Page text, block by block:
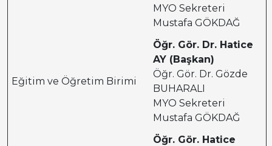
MYO Sekreteri
Mustafa GÖKDAĞ
Eğitim ve Öğretim Birimi
Öğr. Gör. Dr. Hatice
AY (Başkan)
Öğr. Gör. Dr. Gözde
BUHARALI
MYO Sekreteri
Mustafa GÖKDAĞ
Öğr. Gör. Hatice